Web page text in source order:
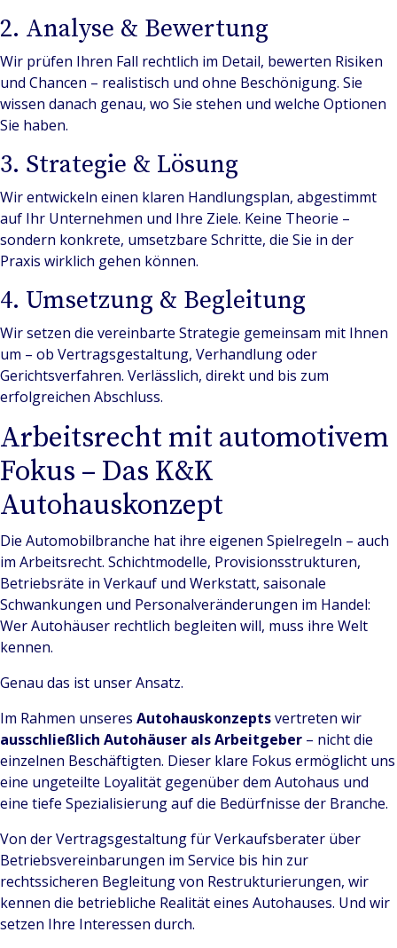
2. Analyse & Bewertung
Wir prüfen Ihren Fall rechtlich im Detail, bewerten Risiken
und Chancen – realistisch und ohne Beschönigung. Sie
wissen danach genau, wo Sie stehen und welche Optionen
Sie haben.
3. Strategie & Lösung
Wir entwickeln einen klaren Handlungsplan, abgestimmt
auf Ihr Unternehmen und Ihre Ziele. Keine Theorie –
sondern konkrete, umsetzbare Schritte, die Sie in der
Praxis wirklich gehen können.
4. Umsetzung & Begleitung
Wir setzen die vereinbarte Strategie gemeinsam mit Ihnen
um – ob Vertragsgestaltung, Verhandlung oder
Gerichtsverfahren. Verlässlich, direkt und bis zum
erfolgreichen Abschluss.
Arbeitsrecht mit automotivem
Fokus – Das K&K
Autohauskonzept
Die Automobilbranche hat ihre eigenen Spielregeln – auch
im Arbeitsrecht. Schichtmodelle, Provisionsstrukturen,
Betriebsräte in Verkauf und Werkstatt, saisonale
Schwankungen und Personalveränderungen im Handel:
Wer Autohäuser rechtlich begleiten will, muss ihre Welt
kennen.
Genau das ist unser Ansatz.
Im Rahmen unseres Autohauskonzeptsvertreten wir
ausschließlich Autohäuser als Arbeitgeber – nicht die
einzelnen Beschäftigten. Dieser klare Fokus ermöglicht uns
eine ungeteilte Loyalität gegenüber dem Autohaus und
eine tiefe Spezialisierung auf die Bedürfnisse der Branche.
Von der Vertragsgestaltung für Verkaufsberater über
Betriebsvereinbarungen im Service bis hin zur
rechtssicheren Begleitung von Restrukturierungen, wir
kennen die betriebliche Realität eines Autohauses. Und wir
setzen Ihre Interessen durch.